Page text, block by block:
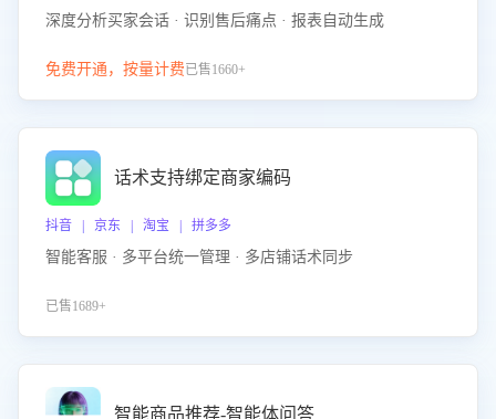
深度分析买家会话 · 识别售后痛点 · 报表自动生成
免费开通，按量计费已售1660+
话术支持绑定商家编码
抖音 | 京东 | 淘宝 | 拼多多
智能客服 · 多平台统一管理 · 多店铺话术同步
已售1689+
智能商品推荐-智能体问答